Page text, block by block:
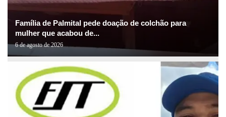
Família de Palmital pede doação de colchão para
mulher que acabou de...
6 de agosto de 2026